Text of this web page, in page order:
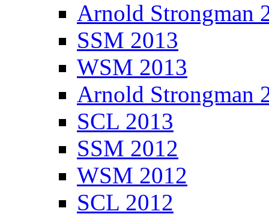
Arnold Strongman
SSM 2013
WSM 2013
Arnold Strongman
SCL 2013
SSM 2012
WSM 2012
SCL 2012